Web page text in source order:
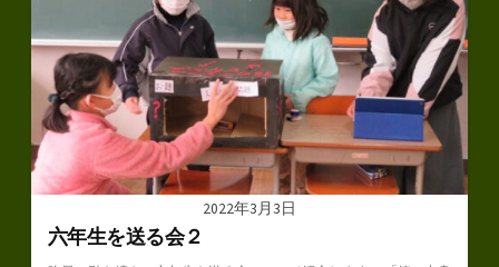
2022年3月3日
六年生を送る会２